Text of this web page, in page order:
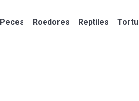
Peces Roedores Reptiles
Peces Roedores Reptiles